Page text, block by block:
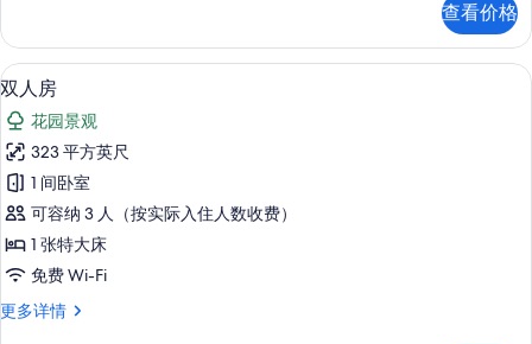
入
住）,
海
景
的
所
有
照
片
房
（单
人
入
住）,
海
景
更
多
信
息
查看价格
显
示
双
人
房
的
所
照
迷你吧、客房内保险箱、办公桌、遮光
3
双人房
花园景观
323 平方英尺
1 间卧室
可容纳 3 人（按实际入住人数收费）
1 张特大床
免费 Wi-Fi
更多详情
双